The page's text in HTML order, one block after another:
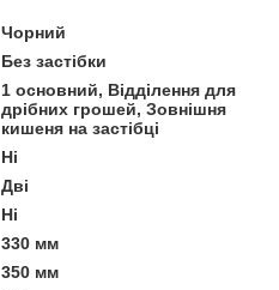
Чорний
Без застібки
1 основний, Відділення для
дрібних грошей, Зовнішня
кишеня на застібці
Ні
Дві
Ні
330 мм
350 мм